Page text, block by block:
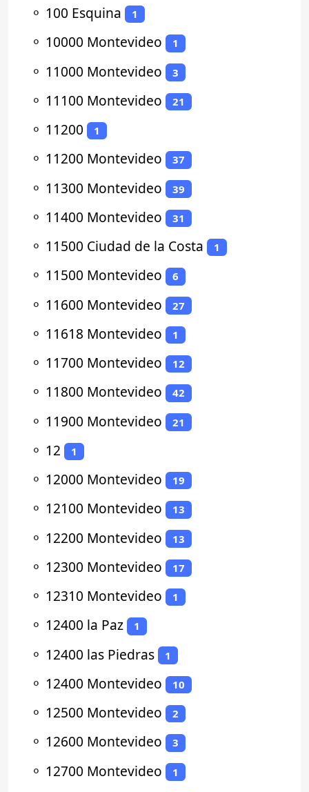
⚬ 100 Esquina 1
⚬ 10000 Montevideo 1
⚬ 11000 Montevideo 3
⚬ 11100 Montevideo 21
⚬ 11200 1
⚬ 11200 Montevideo 37
⚬ 11300 Montevideo 39
⚬ 11400 Montevideo 31
⚬ 11500 Ciudad de la Costa 1
⚬ 11500 Montevideo 6
⚬ 11600 Montevideo 27
⚬ 11618 Montevideo 1
⚬ 11700 Montevideo 12
⚬ 11800 Montevideo 42
⚬ 11900 Montevideo 21
⚬ 12 1
⚬ 12000 Montevideo 19
⚬ 12100 Montevideo 13
⚬ 12200 Montevideo 13
⚬ 12300 Montevideo 17
⚬ 12310 Montevideo 1
⚬ 12400 la Paz 1
⚬ 12400 las Piedras 1
⚬ 12400 Montevideo 10
⚬ 12500 Montevideo 2
⚬ 12600 Montevideo 3
⚬ 12700 Montevideo 1